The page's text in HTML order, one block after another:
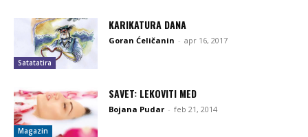
Satatatira
KARIKATURA DANA
Goran Ćeličanin - apr 16, 2017
Magazin
SAVET: LEKOVITI MED
Bojana Pudar - feb 21, 2014